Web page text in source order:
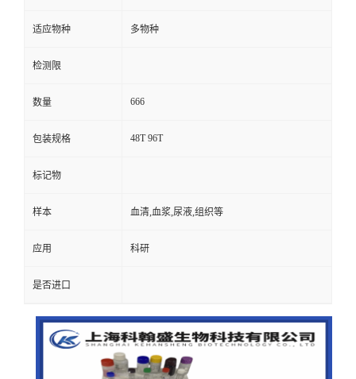
适应物种 多物种
检测限
数量 666
包装规格 48T 96T
标记物
样本 血清,血浆,尿液,组织等
应用 科研
是否进口